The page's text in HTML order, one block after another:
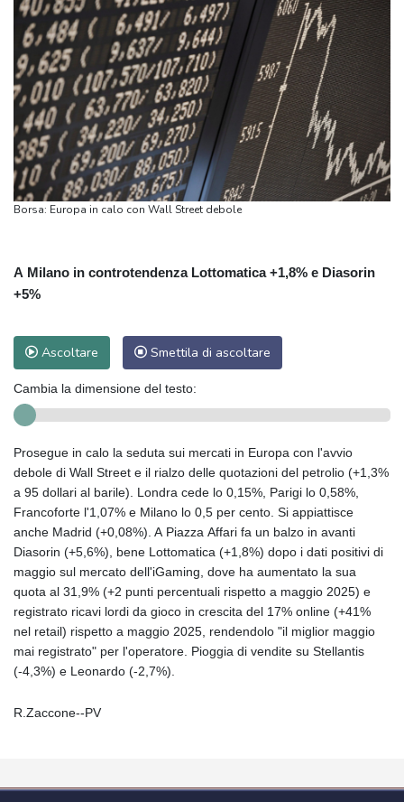
Borsa: Europa in calo con Wall Street debole
A Milano in controtendenza Lottomatica +1,8% e Diasorin
+5%
Ascoltare Smettila di ascoltare
Cambia la dimensione del testo:
Prosegue in calo la seduta sui mercati in Europa con l'avvio
debole di Wall Street e il rialzo delle quotazioni del petrolio (+1,3%
a 95 dollari al barile). Londra cede lo 0,15%, Parigi lo 0,58%,
Francoforte l'1,07% e Milano lo 0,5 per cento. Si appiattisce
anche Madrid (+0,08%). A Piazza Affari fa un balzo in avanti
Diasorin (+5,6%), bene Lottomatica (+1,8%) dopo i dati positivi di
maggio sul mercato dell'iGaming, dove ha aumentato la sua
quota al 31,9% (+2 punti percentuali rispetto a maggio 2025) e
registrato ricavi lordi da gioco in crescita del 17% online (+41%
nel retail) rispetto a maggio 2025, rendendolo "il miglior maggio
mai registrato" per l'operatore. Pioggia di vendite su Stellantis
(-4,3%) e Leonardo (-2,7%).
R.Zaccone--PV